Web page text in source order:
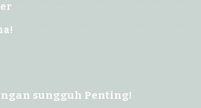
sungguh Penting!